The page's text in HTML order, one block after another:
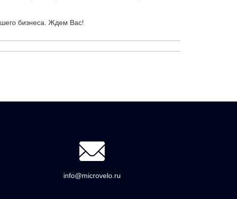
бизнеса. Ждем Вас!
info@microvelo.ru